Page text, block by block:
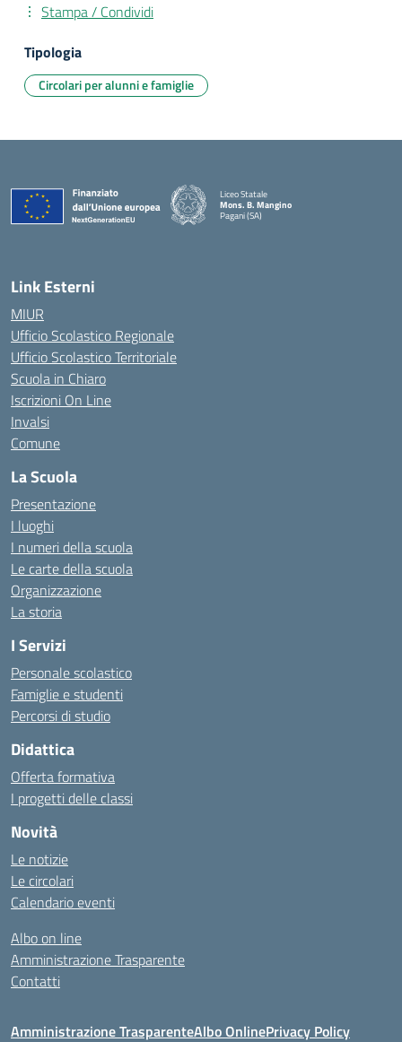
Stampa / Condividi
Tipologia
Circolari per alunni e famiglie
Liceo Statale
Mons. B. Mangino
Pagani (SA)
— Visita la pagina iniziale della scuola
Link Esterni
MIUR
Ufficio Scolastico Regionale
Ufficio Scolastico Territoriale
Scuola in Chiaro
Iscrizioni On Line
Invalsi
Comune
La Scuola
Presentazione
I luoghi
I numeri della scuola
Le carte della scuola
Organizzazione
La storia
I Servizi
Personale scolastico
Famiglie e studenti
Percorsi di studio
Didattica
Offerta formativa
I progetti delle classi
Novità
Le notizie
Le circolari
Calendario eventi
Albo on line
Amministrazione Trasparente
Contatti
Amministrazione TrasparenteAlbo OnlinePrivacy Policy